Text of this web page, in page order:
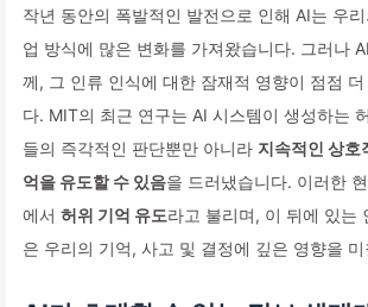
작년 동안의 폭발적인 발전으로 인해 AI는 우
업 방식에 많은 변화를 가져왔습니다. 그러나
께, 그 인류 인식에 대한 잠재적 영향이 점점
다. MIT의 최근 연구는 AI 시스템이 생성하는
들의 즉각적인 판단뿐만 아니라 지속적인 상호
억을 유도할 수 있음을 드러냈습니다. 이러한
에서 허위 기억 유도라고 불리며, 이 뒤에 있는
은 우리의 기억, 사고 및 결정에 깊은 영향을